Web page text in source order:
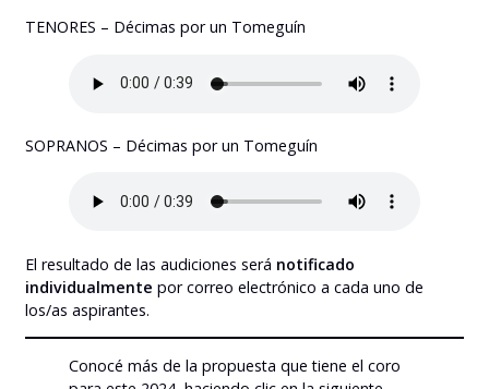
TENORES – Décimas por un Tomeguín
SOPRANOS – Décimas por un Tomeguín
El resultado de las audiciones será notificado
individualmente por correo electrónico a cada uno de
los/as aspirantes.
Conocé más de la propuesta que tiene el coro